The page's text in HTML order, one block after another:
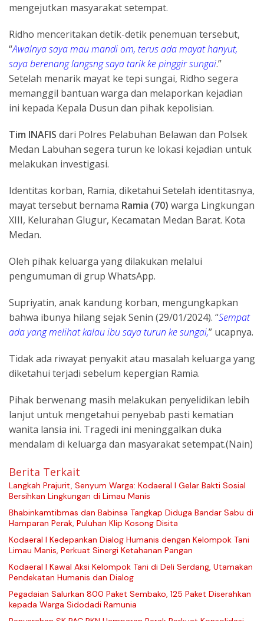
mengejutkan masyarakat setempat.
Ridho menceritakan detik-detik penemuan tersebut,
“Awalnya saya mau mandi om, terus ada mayat hanyut,
saya berenang langsng saya tarik ke pinggir sungai.”
Setelah menarik mayat ke tepi sungai, Ridho segera
memanggil bantuan warga dan melaporkan kejadian
ini kepada Kepala Dusun dan pihak kepolisian.
Tim INAFIS dari Polres Pelabuhan Belawan dan Polsek
Medan Labuhan segera turun ke lokasi kejadian untuk
melakukan investigasi.
Identitas korban, Ramia, diketahui Setelah identitasnya,
mayat tersebut bernama Ramia (70) warga Lingkungan
XIII, Kelurahan Glugur, Kecamatan Medan Barat. Kota
Medan.
Oleh pihak keluarga yang dilakukan melalui
pengumuman di grup WhatsApp.
Supriyatin, anak kandung korban, mengungkapkan
bahwa ibunya hilang sejak Senin (29/01/2024). “Sempat
ada yang melihat kalau ibu saya turun ke sungai,” ucapnya.
Tidak ada riwayat penyakit atau masalah keluarga yang
diketahui terjadi sebelum kepergian Ramia.
Pihak berwenang masih melakukan penyelidikan lebih
lanjut untuk mengetahui penyebab pasti kematian
wanita lansia ini. Tragedi ini meninggalkan duka
mendalam di keluarga dan masyarakat setempat.(Nain)
Berita Terkait
Langkah Prajurit, Senyum Warga: Kodaeral I Gelar Bakti Sosial
Bersihkan Lingkungan di Limau Manis
Bhabinkamtibmas dan Babinsa Tangkap Diduga Bandar Sabu di
Hamparan Perak, Puluhan Klip Kosong Disita
Kodaeral I Kedepankan Dialog Humanis dengan Kelompok Tani
Limau Manis, Perkuat Sinergi Ketahanan Pangan
Kodaeral I Kawal Aksi Kelompok Tani di Deli Serdang, Utamakan
Pendekatan Humanis dan Dialog
Pegadaian Salurkan 800 Paket Sembako, 125 Paket Diserahkan
kepada Warga Sidodadi Ramunia